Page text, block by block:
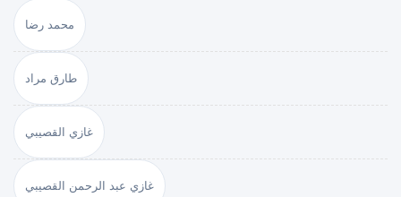
محمد رضا
طارق مراد
غازي القصيبي
غازي عبد الرحمن القصيبي